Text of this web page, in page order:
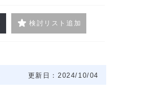
検討リスト追加
更新日：2024/10/04